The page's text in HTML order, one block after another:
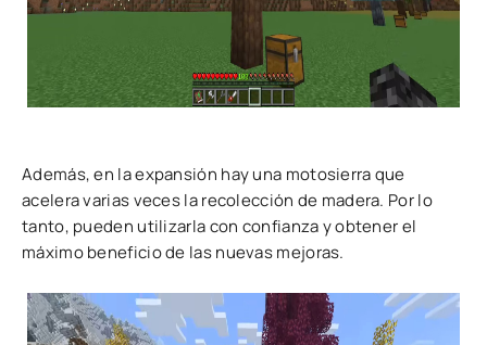
Además, en la expansión hay una motosierra que
acelera varias veces la recolección de madera. Por lo
tanto, pueden utilizarla con confianza y obtener el
máximo beneficio de las nuevas mejoras.